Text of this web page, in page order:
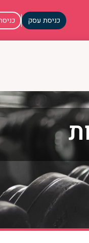
כניסת עסק